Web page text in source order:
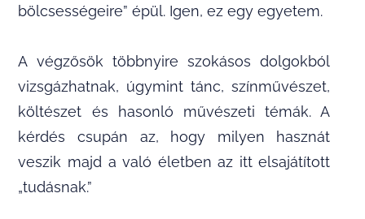
bölcsességeire” épül. Igen, ez egy egyetem.
A végzősök többnyire szokásos dolgokból
vizsgázhatnak, úgymint tánc, színművészet,
költészet és hasonló művészeti témák. A
kérdés csupán az, hogy milyen hasznát
veszik majd a való életben az itt elsajátított
„tudásnak.”